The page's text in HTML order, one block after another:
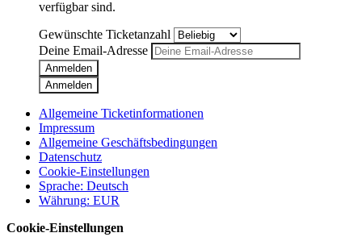
verfügbar sind.
Gewünschte Ticketanzahl
Deine Email-Adresse
Anmelden
Anmelden
Allgemeine Ticketinformationen
Impressum
Allgemeine Geschäftsbedingungen
Datenschutz
Cookie-Einstellungen
Sprache: Deutsch
Währung: EUR
Cookie-Einstellungen